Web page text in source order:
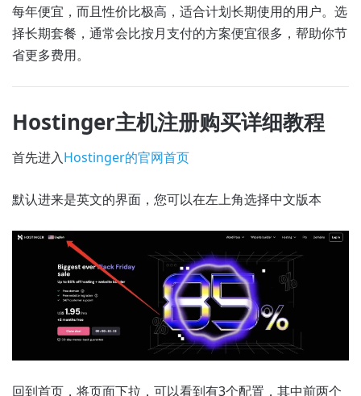
每年便宜，而且性价比极高，适合计划长期使用的用户。选
择长期套餐，通常会比按月支付的方案便宜很多，帮助你节
省更多费用。
Hostinger主机注册购买详细教程
首先进入Hostinger的官网首页
默认进来是英文的界面，您可以在左上角选择中文版本
回到首页，将页面下拉，可以看到有3个配置，其中前两个